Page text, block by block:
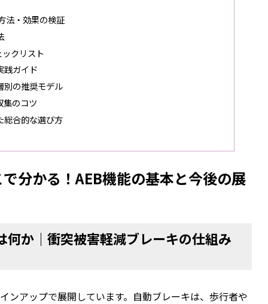
法・効果の検証
クリスト
践ガイド
別の推奨モデル
集のコツ
総合的な選び方
分かる！AEB機能の基本と今後の展
何か｜衝突被害軽減ブレーキの仕組み
ンアップで展開しています。自動ブレーキは、歩行者や